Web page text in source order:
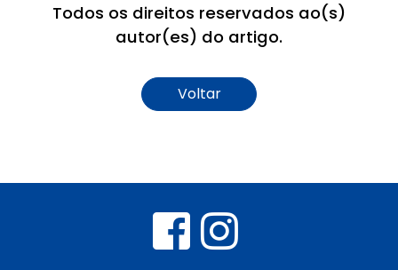
Todos os direitos reservados ao(s)
autor(es) do artigo.
Voltar